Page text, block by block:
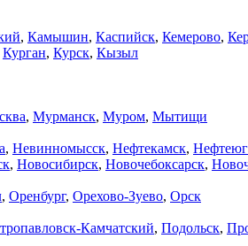
, Камышин, Каспийск, Кемерово,
Курган, Курск, Кызыл
, Мурманск, Муром, Мытищи
, Невинномысск, Нефтекамск,
, Новосибирск, Новочебоксарск,
, Оренбург, Орехово-Зуево, Орск
Камчатский, Подольск,